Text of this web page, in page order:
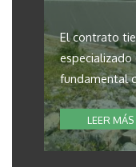
El contrato
fundamental
LEER MÁS